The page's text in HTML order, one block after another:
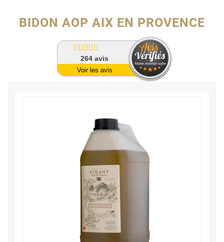
BIDON AOP AIX EN PROVENCE
264avis
Voir les avis